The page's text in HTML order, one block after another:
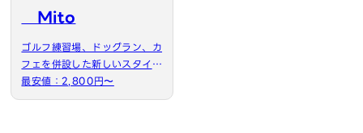
Mito
ゴルフ練習場、ドッグラン、カ
フェを併設した新しいスタイル
の宿泊施設です。
最安値：2,800円〜